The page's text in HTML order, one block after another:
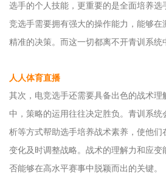
选手的个人技能，更重要的是全面培养
竞选手需要拥有强大的操作能力，能够在
精准的决策。而这一切都离不开青训系统
人人体育直播
其次，电竞选手还需要具备出色的战术理
中，策略的运用往往决定胜负。青训系统
析等方式帮助选手培养战术素养，使他们
变化及时调整战略。战术的理解力和应变
否能够在高水平赛事中脱颖而出的关键。